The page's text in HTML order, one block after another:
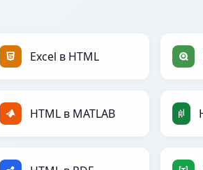
Excel в HTML
HTML в MATLAB